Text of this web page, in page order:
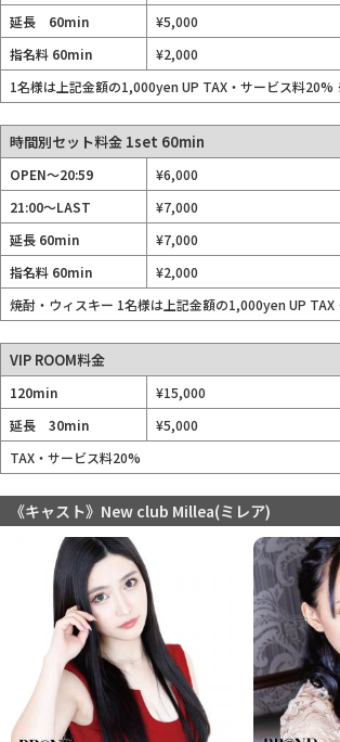
延長 60min
¥5,000
指名料 60min
¥2,000
1名様は上記金額の1,000yen UP TAX・サービス料
時間別セット料金 1set 60min
OPEN〜20:59
¥6,000
21:00〜LAST
¥7,000
延長 60min
¥7,000
指名料 60min
¥2,000
焼酎・ウィスキー 1名様は上記金額の1,000yen UP
VIP ROOM料金
120min
¥15,000
延長 30min
¥5,000
TAX・サービス料20%
《キャスト》New club Millea(ミレア)